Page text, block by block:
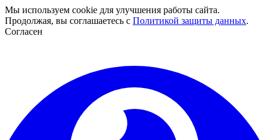
Мы используем cookie для улучшения работы сайта.
Продолжая, вы соглашаетесь с Политикой защиты данных.
Согласен